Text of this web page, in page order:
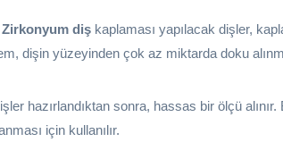
Zirkonyum diş kaplaması yapılacak dişler,
dişin yüzeyinden çok az miktarda doku
hazırlandıktan sonra, hassas bir ölçü alınır.
için kullanılır.